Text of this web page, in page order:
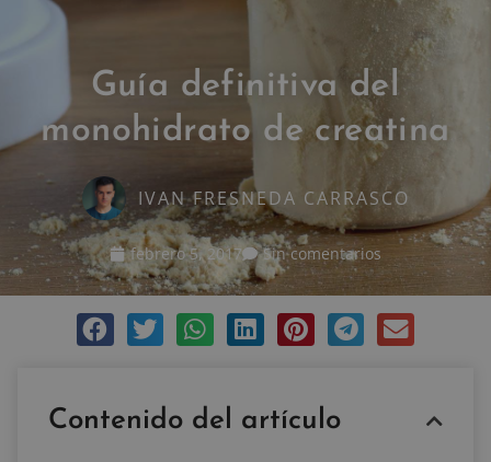
Guía definitiva del
monohidrato de creatina
IVAN FRESNEDA CARRASCO
febrero 5, 2017 Sin comentarios
Contenido del artículo